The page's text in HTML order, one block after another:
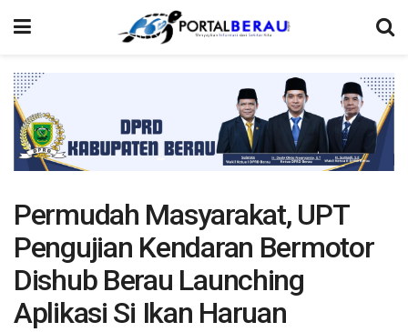
Permudah Masyarakat, UPT
Pengujian Kendaran Bermotor
Dishub Berau Launching
Aplikasi Si Ikan Haruan